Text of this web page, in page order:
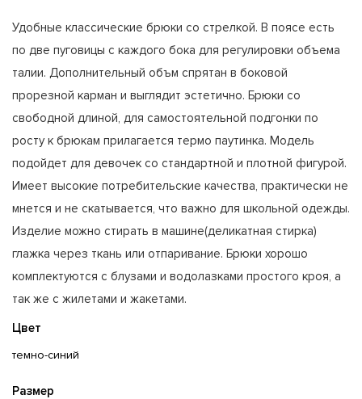
Удобные классические брюки со стрелкой. В поясе есть
по две пуговицы с каждого бока для регулировки объема
талии. Дополнительный объм спрятан в боковой
прорезной карман и выглядит эстетично. Брюки со
свободной длиной, для самостоятельной подгонки по
росту к брюкам прилагается термо паутинка. Модель
подойдет для девочек со стандартной и плотной фигурой.
Имеет высокие потребительские качества, практически не
мнется и не скатывается, что важно для школьной одежды.
Изделие можно стирать в машине(деликатная стирка)
глажка через ткань или отпаривание. Брюки хорошо
комплектуются с блузами и водолазками простого кроя, а
так же с жилетами и жакетами.
Цвет
темно-синий
Размер